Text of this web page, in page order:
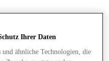
Ihrer Daten
und ähnliche Technologien, die